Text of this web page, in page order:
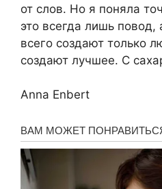
от слов. Но я поняла
это всегда лишь
всего создают только
создают лучшее. С
Anna Enbert